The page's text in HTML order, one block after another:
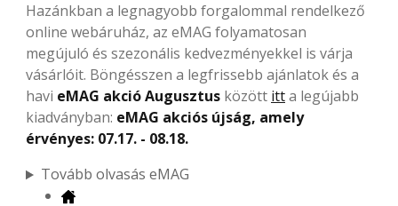
Hazánkban a legnagyobb forgalommal rendelkező
online webáruház, az eMAG folyamatosan
megújuló és szezonális kedvezményekkel is várja
vásárlóit. Böngésszen a legfrissebb ajánlatok és a
havi eMAG akció Augusztus között itta legújabb
kiadványban: eMAG akciós újság, amely
érvényes: 07.17. - 08.18.
Tovább olvasás eMAG